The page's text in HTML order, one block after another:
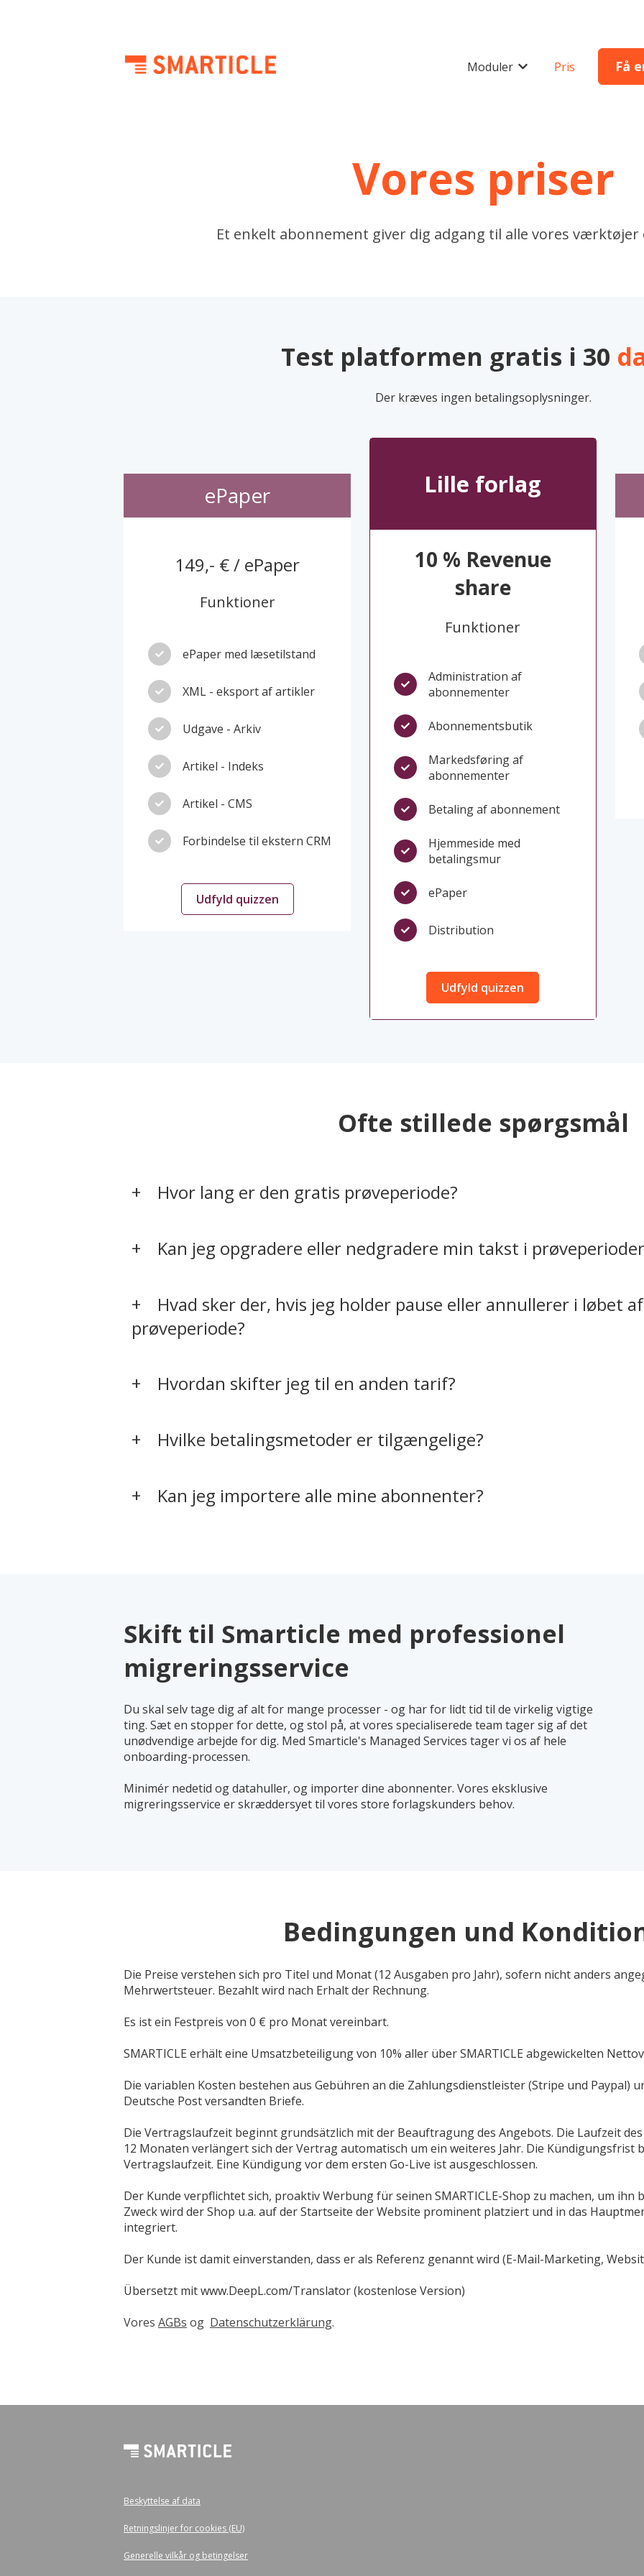
Moduler Vis undermenu for
Pris Få
Vores priser
Et enkelt abonnement giver dig adgang til alle vores værktøjer
Test platformen gratis i 30
Der kræves ingen betalingsoplysninger.
ePaper
149,- € / ePaper
Funktioner
ePaper med læsetilstand
XML - eksport af artikler
Udgave - Arkiv
Artikel - Indeks
Artikel - CMS
Forbindelse til ekstern CRM
Udfyld quizzen
Lille forlag
10 % Revenue
share
Funktioner
Administration af
abonnementer
Abonnementsbutik
Markedsføring af
abonnementer
Betaling af abonnement
Hjemmeside med
betalingsmur
ePaper
Distribution
Udfyld quizzen
Ofte stillede spørgsmål
Hvor lang er den gratis prøveperiode?
Kan jeg opgradere eller nedgradere min takst i
Hvad sker der, hvis jeg holder pause eller annullerer i løbet
prøveperiode?
Hvordan skifter jeg til en anden tarif?
Hvilke betalingsmetoder er tilgængelige?
Kan jeg importere alle mine abonnenter?
Skift til Smarticle med professionel
migreringsservice
Du skal selv tage dig af alt for mange processer - og har for lidt tid til de virkelig vigtige
ting. Sæt en stopper for dette, og stol på, at vores specialiserede team tager sig af det
unødvendige arbejde for dig. Med Smarticle's Managed Services tager vi os af hele
onboarding-processen.
Minimér nedetid og datahuller, og importer dine abonnenter. Vores eksklusive
migreringsservice er skræddersyet til vores store forlagskunders behov.
Bedingungen und
Die Preise verstehen sich pro Titel und Monat (12 Ausgaben pro Jahr), sofern nicht anders
Mehrwertsteuer. Bezahlt wird nach Erhalt der Rechnung.
Es ist ein Festpreis von 0 € pro Monat vereinbart.
SMARTICLE erhält eine Umsatzbeteiligung von 10% aller über SMARTICLE abgewickelten
Die variablen Kosten bestehen aus Gebühren an die Zahlungsdienstleister (Stripe und Paypal)
Deutsche Post versandten Briefe.
Die Vertragslaufzeit beginnt grundsätzlich mit der Beauftragung des Angebots. Die Laufzeit
12 Monaten verlängert sich der Vertrag automatisch um ein weiteres Jahr. Die Kündigungsfrist
Vertragslaufzeit. Eine Kündigung vor dem ersten Go-Live ist ausgeschlossen.
Der Kunde verpflichtet sich, proaktiv Werbung für seinen SMARTICLE-Shop zu machen, um ihn
Zweck wird der Shop u.a. auf der Startseite der Website prominent platziert und in das
integriert.
Der Kunde ist damit einverstanden, dass er als Referenz genannt wird (E-Mail-Marketing,
Übersetzt mit www.DeepL.com/Translator (kostenlose Version)
Vores AGBs og Datenschutzerklärung.
Beskyttelse af data
Retningslinjer for cookies (EU)
Generelle vilkår og betingelser